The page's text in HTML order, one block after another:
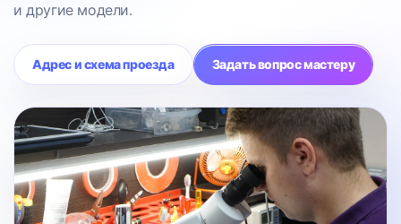
и другие модели.
Адрес и схема проезда Задать вопрос мастеру